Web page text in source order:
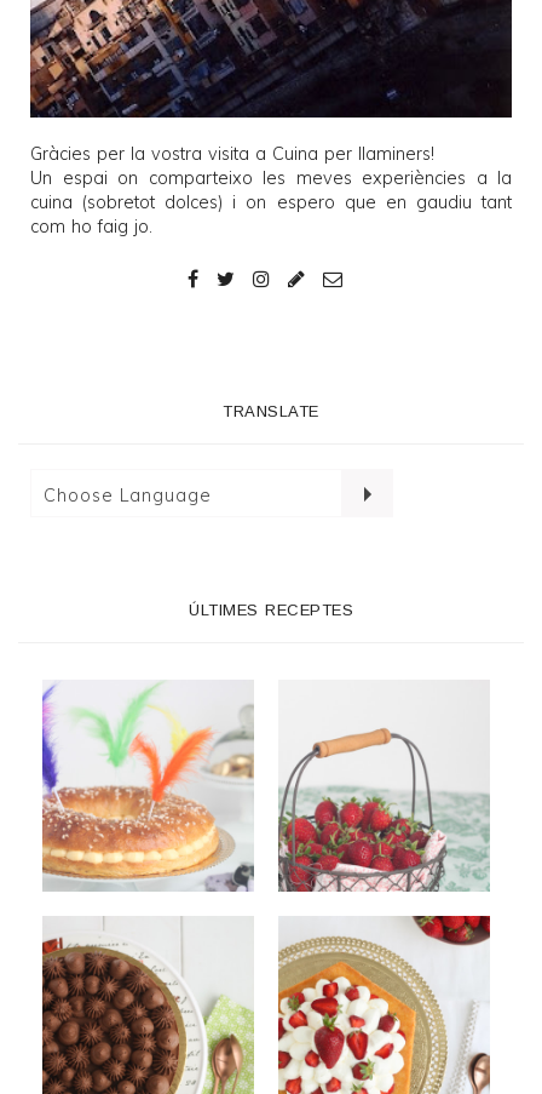
Gràcies per la vostra visita a Cuina per llaminers!
Un espai on comparteixo les meves experiències a la
cuina (sobretot dolces) i on espero que en gaudiu tant
com ho faig jo.
TRANSLATE
ÚLTIMES RECEPTES